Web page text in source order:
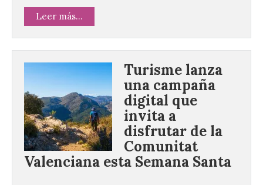
Leer más...
Turisme lanza
una campaña
digital que
invita a
disfrutar de la
Comunitat
Valenciana esta Semana Santa